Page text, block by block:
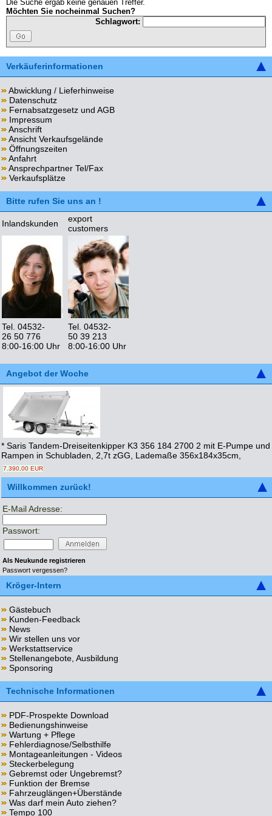
Die Suche ergab keine genauen Treffer.
Möchten Sie nocheinmal Suchen?
Schlagwort:
Verkäuferinformationen
Abwicklung / Lieferhinweise
Datenschutz
Fernabsatzgesetz und AGB
Impressum
Anschrift
Ansicht Verkaufsgelände
Öffnungszeiten
Anfahrt
Ansprechpartner Tel/Fax
Verkaufsplätze
Bitte rufen Sie uns an !
Inlandskunden
export
customers
Tel. 04532-
26 50 776
8:00-16:00 Uhr
Tel. 04532-
50 39 213
8:00-16:00 Uhr
Angebot der Woche
* Saris Tandem-Dreiseitenkipper K3 356 184 2700 2 mit E-Pumpe und
Rampen in Schubladen, 2,7t zGG, Lademaße 356x184x35cm,
7.390,00 EUR
Willkommen zurück!
E-Mail Adresse:
Passwort:
Als Neukunde registrieren
Passwort vergessen?
Kröger-Intern
Gästebuch
Kunden-Feedback
News
Wir stellen uns vor
Werkstattservice
Stellenangebote, Ausbildung
Sponsoring
Technische Informationen
PDF-Prospekte Download
Bedienungshinweise
Wartung + Pflege
Fehlerdiagnose/Selbsthilfe
Montageanleitungen - Videos
Steckerbelegung
Gebremst oder Ungebremst?
Funktion der Bremse
Fahrzeuglängen+Überstände
Was darf mein Auto ziehen?
Tempo 100